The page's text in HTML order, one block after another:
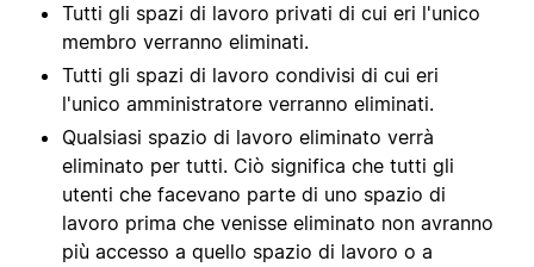
Tutti gli spazi di lavoro privati di cui eri l'unico
membro verranno eliminati.
Tutti gli spazi di lavoro condivisi di cui eri
l'unico amministratore verranno eliminati.
Qualsiasi spazio di lavoro eliminato verrà
eliminato per tutti. Ciò significa che tutti gli
utenti che facevano parte di uno spazio di
lavoro prima che venisse eliminato non avranno
più accesso a quello spazio di lavoro o a